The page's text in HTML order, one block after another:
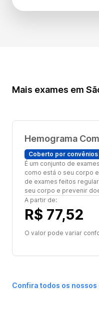
Mais exames em
Hemograma
Coberto por convênios
É um conjunto de
como está o seu corpo
de exames feitos
seu corpo e prevenir
A partir de:
R$ 77,52
O valor pode variar
Confira todos os nossos